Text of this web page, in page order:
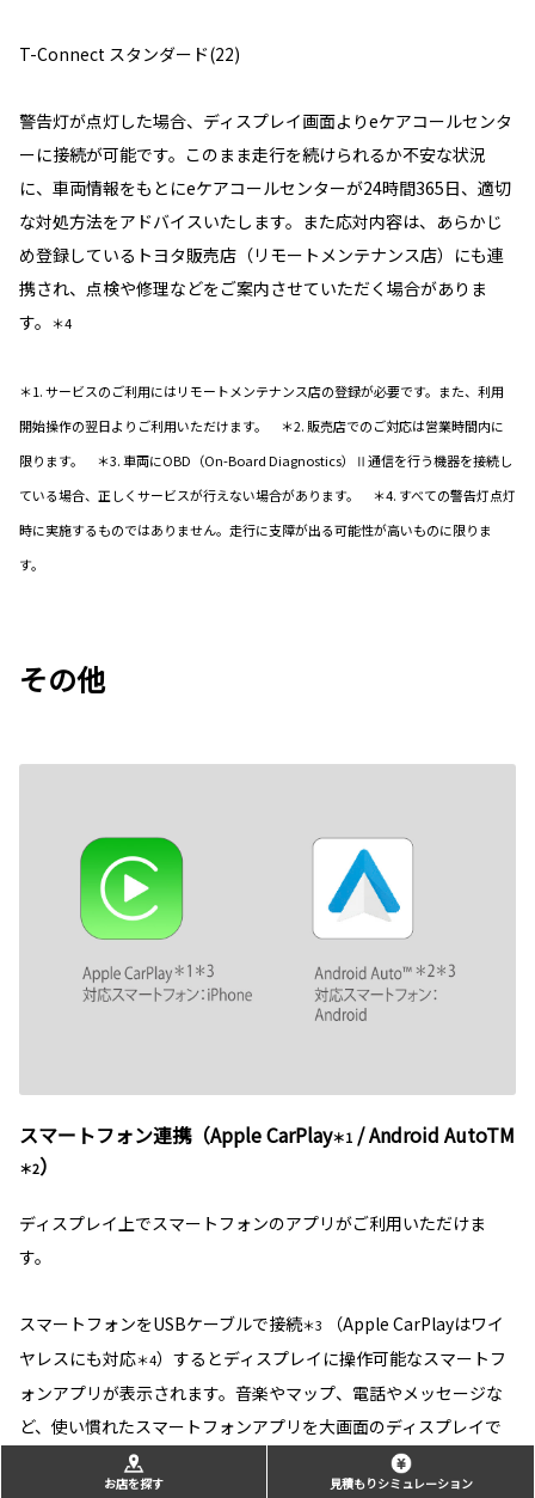
T-Connect スタンダード(22)
警告灯が点灯した場合、ディスプレイ画面よりeケアコールセンタ
ーに接続が可能です。このまま走行を続けられるか不安な状況
に、車両情報をもとにeケアコールセンターが24時間365日、適切
な対処方法をアドバイスいたします。また応対内容は、あらかじ
め登録しているトヨタ販売店（リモートメンテナンス店）にも連
携され、点検や修理などをご案内させていただく場合がありま
す。
＊4
＊1. サービスのご利用にはリモートメンテナンス店の登録が必要です。また、利用
開始操作の翌日よりご利用いただけます。 ＊2. 販売店でのご対応は営業時間内に
限ります。 ＊3. 車両にOBD（On-Board Diagnostics）Ⅱ通信を行う機器を接続し
ている場合、正しくサービスが行えない場合があります。 ＊4. すべての警告灯点灯
時に実施するものではありません。走行に支障が出る可能性が高いものに限りま
す。
その他
スマートフォン連携（Apple CarPlay＊1 / Android AutoTM
＊2）
ディスプレイ上でスマートフォンのアプリがご利用いただけま
す。
スマートフォンをUSBケーブルで接続＊3
（Apple CarPlayはワイ
ヤレスにも対応＊4）するとディスプレイに操作可能なスマートフ
ォンアプリが表示されます。音楽やマップ、電話やメッセージな
ど、使い慣れたスマートフォンアプリを大画面のディスプレイで
操作、ご利用いただけます。
お店を探す 見積もりシミュレーション